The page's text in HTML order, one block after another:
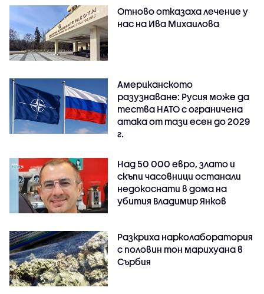
Отново отказаха лечение у
нас на Ива Михаилова
Американското
разузнаване: Русия може да
тества НАТО с ограничена
атака от тази есен до 2029
г.
Над 50 000 евро, злато и
скъпи часовници останали
недокоснати в дома на
убития Владимир Янков
Разкриха нарколаборатория
с половин тон марихуана в
Сърбия